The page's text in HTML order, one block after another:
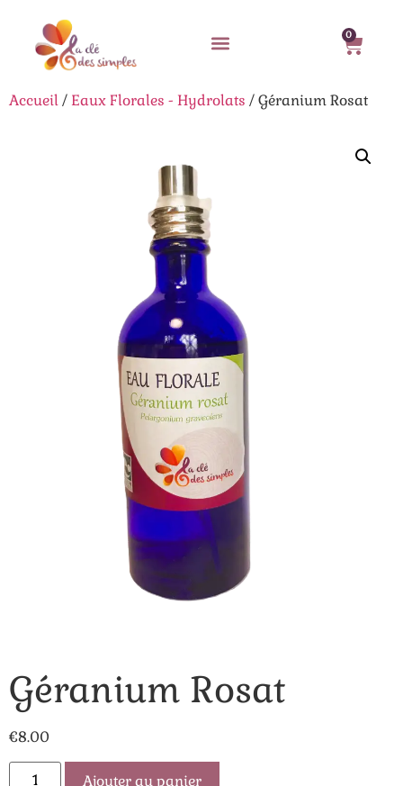
0
Accueil/ Eaux Florales - Hydrolats / Géranium Rosat
Géranium Rosat
€8.00
Ajouter au panier